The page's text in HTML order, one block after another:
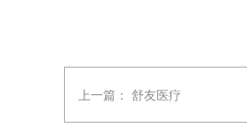
上一篇： 舒友医疗